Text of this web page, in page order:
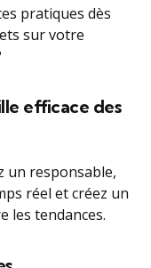
pratiques dès
sur votre
efficace des
un responsable,
réel et créez un
les tendances.